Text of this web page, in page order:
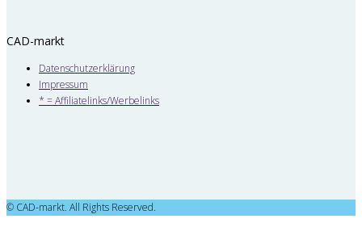
CAD-markt
Datenschutzerklärung
Impressum
* = Affiliatelinks/Werbelinks
© CAD-markt. All Rights Reserved.